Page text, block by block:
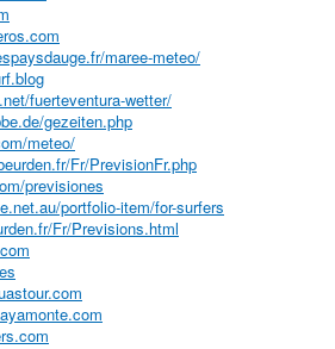
maree-meteo/
fuerteventura-wetter/
gezeiten.php
meteo/
Fr/PrevisionFr.php
previsiones
portfolio-item/for-surfers
Fr/Previsions.html